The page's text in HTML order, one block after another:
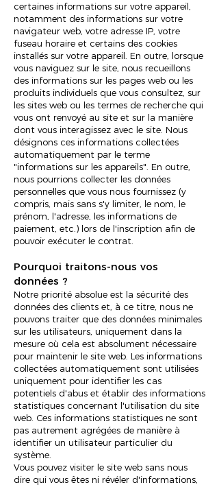
certaines informations sur votre appareil,
notamment des informations sur votre
navigateur web, votre adresse IP, votre
fuseau horaire et certains des cookies
installés sur votre appareil. En outre, lorsque
vous naviguez sur le site, nous recueillons
des informations sur les pages web ou les
produits individuels que vous consultez, sur
les sites web ou les termes de recherche qui
vous ont renvoyé au site et sur la manière
dont vous interagissez avec le site. Nous
désignons ces informations collectées
automatiquement par le terme
"informations sur les appareils". En outre,
nous pourrions collecter les données
personnelles que vous nous fournissez (y
compris, mais sans s'y limiter, le nom, le
prénom, l'adresse, les informations de
paiement, etc.) lors de l'inscription afin de
pouvoir exécuter le contrat.
Pourquoi traitons-nous vos
données ?
Notre priorité absolue est la sécurité des
données des clients et, à ce titre, nous ne
pouvons traiter que des données minimales
sur les utilisateurs, uniquement dans la
mesure où cela est absolument nécessaire
pour maintenir le site web. Les informations
collectées automatiquement sont utilisées
uniquement pour identifier les cas
potentiels d'abus et établir des informations
statistiques concernant l'utilisation du site
web. Ces informations statistiques ne sont
pas autrement agrégées de manière à
identifier un utilisateur particulier du
système.
Vous pouvez visiter le site web sans nous
dire qui vous êtes ni révéler d'informations,